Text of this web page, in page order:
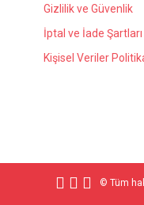
Gizlilik ve Güvenlik
İptal ve İade Şartları
Kişisel Veriler
© Tüm